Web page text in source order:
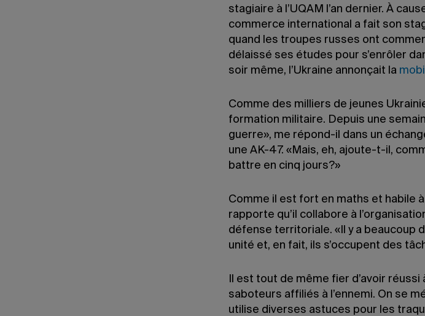
stagiaire à l’UQAM l’an dernier. À
commerce international a fait son
quand les troupes russes ont
délaissé ses études pour s’enrôler
soir même, l’Ukraine annonçait la
Comme des milliers de jeunes
formation militaire. Depuis une
guerre», me répond-il dans un
une AK-47. «Mais, eh, ajoute-t-il,
battre en cinq jours?»
Comme il est fort en maths et habile
rapporte qu’il collabore à
défense territoriale. «Il y a beaucoup
unité et, en fait, ils s’occupent des
Il est tout de même fier d’avoir
saboteurs affiliés à l’ennemi. On se
utilise diverses astuces pour les